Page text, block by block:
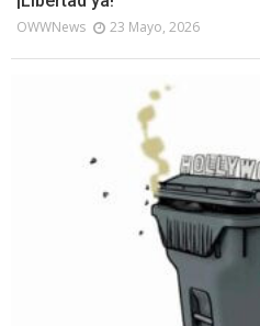
OWWNews 23 Mayo, 2026